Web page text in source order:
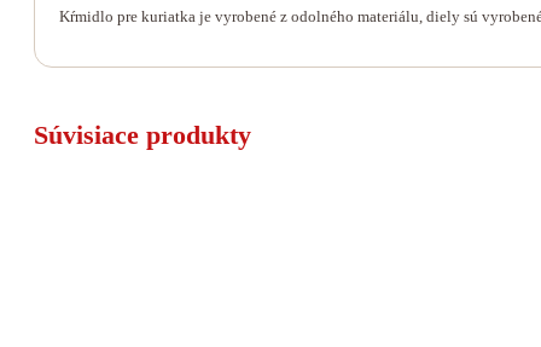
Kŕmidlo pre kuriatka je vyrobené z odolného materiálu, diely sú
Súvisiace produkty